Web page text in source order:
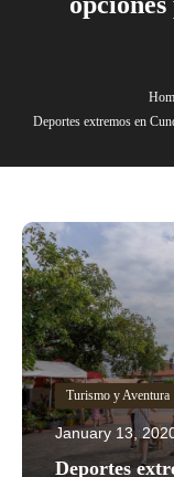
Deportes extremos en
Turismo y Aventura
January 13,
Deportes